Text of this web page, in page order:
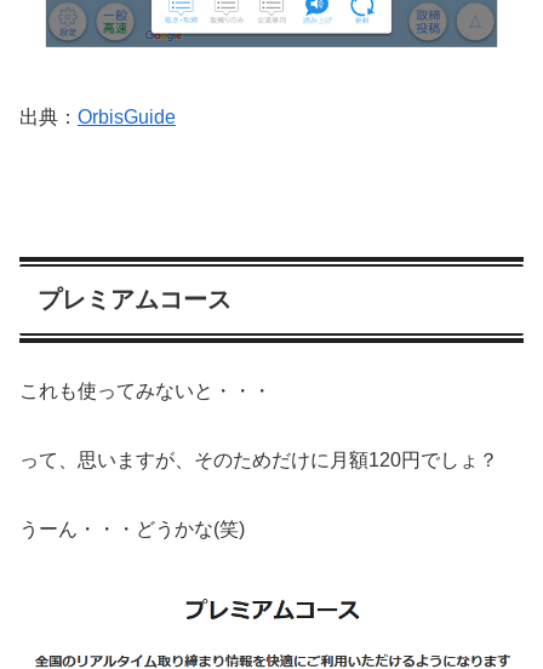
出典： OrbisGuide
プレミアムコース
これも使ってみないと・・・
って、思いますが、そのためだけに月額120円でしょ？
うーん・・・どうかな(笑)